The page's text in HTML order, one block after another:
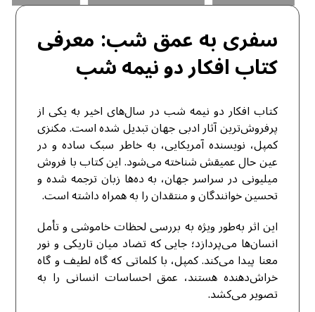
سفری به عمق شب: معرفی
کتاب افکار دو نیمه‌ شب
کتاب افکار دو نیمه‌ شب در سال‌های اخیر به یکی از
پرفروش‌ترین آثار ادبی جهان تبدیل شده است. مکنزی
کمپل، نویسنده آمریکایی، به خاطر سبک ساده و در
عین حال عمیقش شناخته می‌شود. این کتاب با فروش
میلیونی در سراسر جهان، به ده‌ها زبان ترجمه شده و
تحسین خوانندگان و منتقدان را به همراه داشته است.
این اثر به‌طور ویژه به بررسی لحظات خاموشی و تأمل
انسان‌ها می‌پردازد؛ جایی که تضاد میان تاریکی و نور
معنا پیدا می‌کند. کمپل، با کلماتی که گاه لطیف و گاه
خراش‌دهنده هستند، عمق احساسات انسانی را به
تصویر می‌کشد.